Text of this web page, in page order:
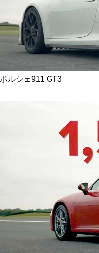
ポルシェ911 GT3